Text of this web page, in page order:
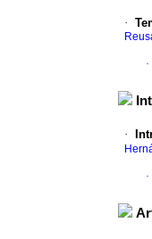
·
·
·
·